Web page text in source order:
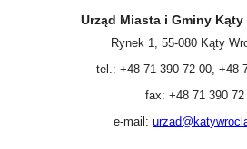
Urząd Miasta i Gminy Kąty
Rynek 1, 55-080 Kąty
tel.: +48 71 390 72 00, +48
fax: +48 71 390 72
e-mail: